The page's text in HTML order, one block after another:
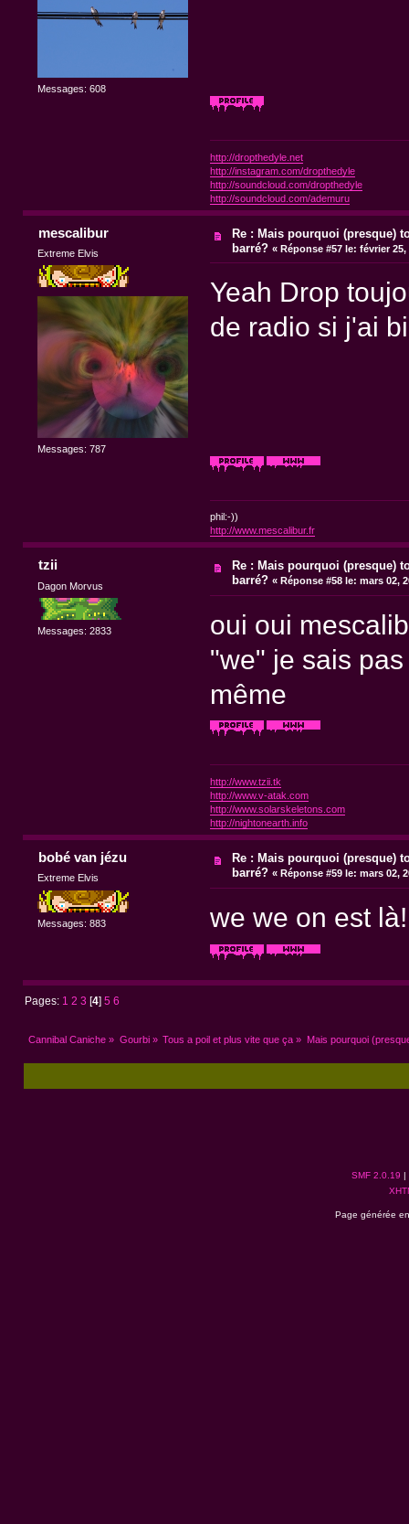
Messages: 608
http://dropthedyle.net
http://instagram.com/dropthedyle
http://soundcloud.com/dropthedyle
http://soundcloud.com/ademuru
mescalibur
Extreme Elvis
Messages: 787
Re : Mais pourquoi (presque)
barré? «Réponse #57 le: février 25,
Yeah Drop
de radio si j'ai
phil:-))
http://www.mescalibur.fr
tzii
Dagon Morvus
Messages: 2833
Re : Mais pourquoi (presque)
barré? « Réponse #58 le: mars 02,
oui oui
"we" je sais
même
http://www.tzii.tk
http://www.v-atak.com
http://www.solarskeletons.com
http://nightonearth.info
bobé van jézu
Extreme Elvis
Messages: 883
Re : Mais pourquoi (presque)
barré? «Réponse #59 le: mars 02,
we we on est
Pages: 1 2 3 [4]5 6
Cannibal Caniche » Gourbi» Tous a poil et plus vite que ça » Mais pourquoi
SMF 2.0.19 |
Page générée